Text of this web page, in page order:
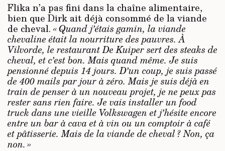
Flika n’a pas fini dans la chaîne alimentaire,
bien que Dirk ait déjà consommé de la viande
de cheval. « Quand j’étais gamin, la viande
chevaline était la nourriture des pauvres. À
Vilvorde, le restaurant De Kuiper sert des steaks de
cheval, et c’est bon. Mais quand même. Je suis
pensionné depuis 14 jours. D’un coup, je suis passé
de 400 mails par jour à zéro. Mais je suis déjà en
train de penser à un nouveau projet, je ne peux pas
rester sans rien faire. Je vais installer un food
truck dans une vieille Volkswagen et j’hésite encore
entre un bar à cava et à vin ou un comptoir à café
et pâtisserie. Mais de la viande de cheval ? Non, ça
non. »